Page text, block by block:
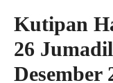
Kutipan
26
Desember